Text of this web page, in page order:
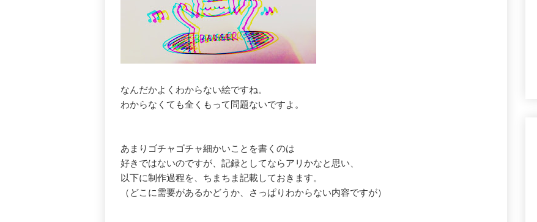
なんだかよくわからない絵ですね。
わからなくても全くもって問題ないですよ。
あまりゴチャゴチャ細かいことを書くのは
好きではないのですが、記録としてならアリかなと思い、
以下に制作過程を、ちまちま記載しておきます。
（どこに需要があるかどうか、さっぱりわからない内容ですが）